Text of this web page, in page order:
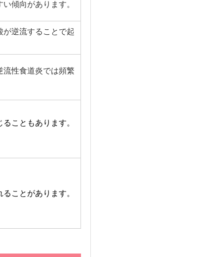
傾向があります。
が逆流することで起
流性食道炎では頻繁
ることもあります。
ることがあります。